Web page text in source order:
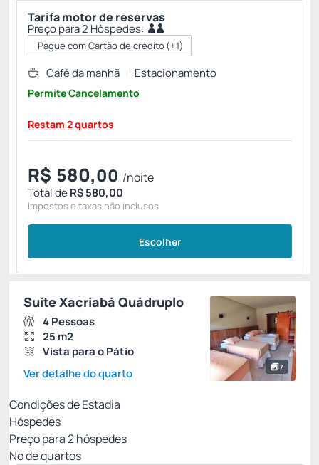
Tarifa motor de reservas
Preço para 2 Hóspedes:
Pague com Cartão de crédito(+1)
Café da manhã Estacionamento
Permite Cancelamento
Restam 2 quartos
R$ 580,00 /noite
Total deR$ 580,00
Impostos e taxas não inclusos
Escolher
7
Suíte Xacriabá Quádruplo
4 Pessoas
25 m2
Vista para o Pátio
Ver detalhe do quarto
Condições de Estadia
Hóspedes
Preço para2hóspedes
Nº de quartos